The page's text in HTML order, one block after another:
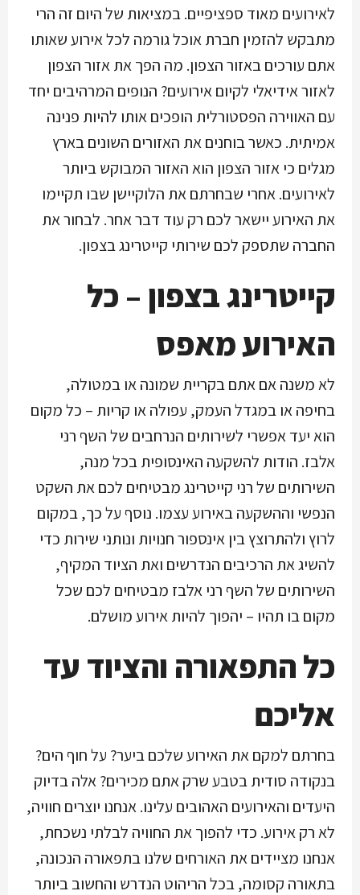
לאירועים מאוד ספציפיים. במציאות של היום זה הרי
מתבקש להזמין חברת אוכל גורמה לכל אירוע שאותו
אתם עורכים באזור הצפון. מה הפך את אזור הצפון
לאזור אידיאלי לקיום אירועים? הנופים המרהיבים יחד
עם האווירה הפסטורלית הופכים אותו להיות פנינה
אמיתית. כאשר בוחנים את האזורים השונים בארץ
מגלים כי אזור הצפון הוא האזור המבוקש ביותר
לאירועים. אחרי שבחרתם את הלוקיישן שבו תקיימו
את האירוע יישאר לכם רק עוד דבר אחר. לבחור את
החברה שתספק לכם שירותי קייטרינג בצפון.
קייטרינג בצפון – כל
האירוע מאפס
לא משנה אם אתם בקריית שמונה או במטולה,
בחיפה או במגדל העמק, עפולה או קריות – כל מקום
הוא יעד אפשרי לשירותים הנרחבים של השף רני
אלבז. הודות להשקעה האינסופית בכל מנה,
השירותים של רני קייטרינג מבטיחים לכם את השקט
הנפשי וההשקעה באירוע עצמו. נוסף על כך, במקום
לרוץ ולהתרוצץ בין אינספור חנויות ונותני שירות כדי
להשיג את הרכיבים הנדרשים ואת הציוד המקיף,
השירותים של השף רני אלבז מבטיחים לכם שכל
מקום בו תהיו – יהפוך להיות אירוע מושלם.
כל התפאורה והציוד עד
אליכם
בחרתם למקם את האירוע שלכם ביער? על חוף הים?
בנקודה סודית בטבע שרק אתם מכירים? אלה בדיוק
היעדים והאירועים האהובים עלינו. אנחנו יוצרים חוויה,
לא רק אירוע. כדי להפוך את החוויה לבלתי נשכחת,
אנחנו מציידים את האורחים שלנו בתפאורה הנכונה,
בתאורה קסומה, בכל הריהוט הנדרש והחשוב ביותר